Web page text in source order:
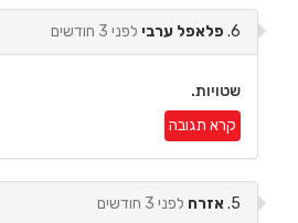
פלאפל ערבילפני 3 חודשים
שטויות.
קרא תגובה
אזרחלפני 3 חודשים